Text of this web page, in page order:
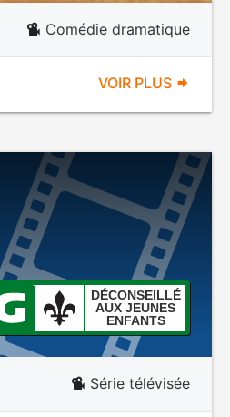
Comédie dramatique
VOIR PLUS
DÉCONSEILLÉ
AUX JEUNES
ENFANTS
Série télévisée